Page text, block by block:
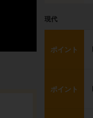
現代
ポイント
ポイント